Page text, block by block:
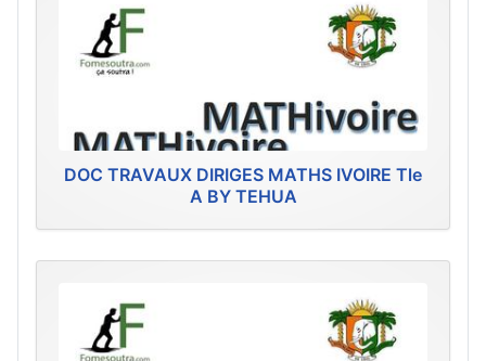
DOC TRAVAUX DIRIGES MATHS IVOIRE Tle
A BY TEHUA